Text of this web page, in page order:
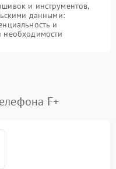
и инструментов,
данными:
и
необходимости
F+